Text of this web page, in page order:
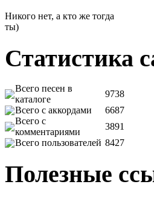
Никого нет, а кто же тогда
ты)
Статистика
Всего песен в
каталоге
9738
Всего с аккордами
6687
Всего с
комментариями
3891
Всего пользователей 8427
Полезные